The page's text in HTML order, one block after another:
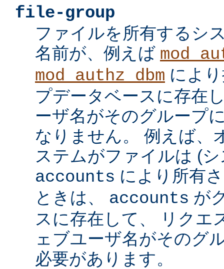
file-group
ファイルを所有するシ
名前が、例えば
mod_authz_dbm によ
プデータベースに存在
ーザ名がそのグループ
なりません。 例えば、
ステムがファイルは (
accounts により所有
ときは、 accounts が
スに存在して、 リクエ
ェブユーザ名がそのグ
必要があります。